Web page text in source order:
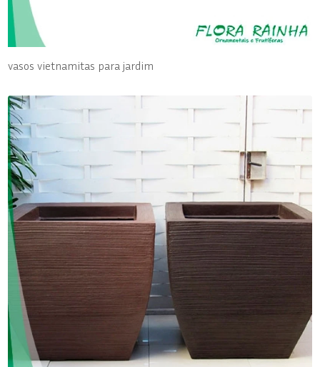
vasos vietnamitas para jardim